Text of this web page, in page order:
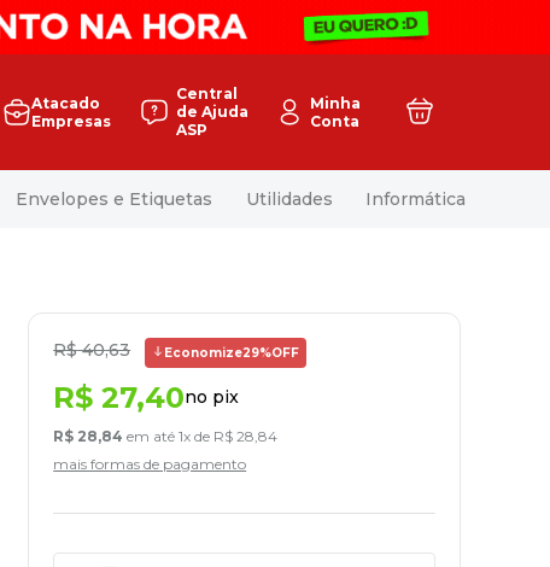
Atacado
Empresas
Central
de Ajuda
ASP
Minha
Conta
Envelopes e Etiquetas Utilidades Informática
R$ 40,63 Economize29%OFF
R$ 27,40no pix
R$ 28,84 em até1x de R$ 28 ,84
mais formas de pagamento